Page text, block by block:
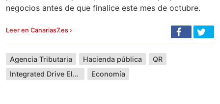
negocios antes de que finalice este mes de octubre.
Leer en Canarias7.es ›
Agencia Tributaria Hacienda pública
QR
Integrated Drive Electronics
Economía